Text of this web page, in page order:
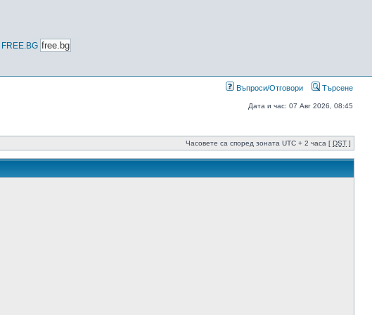
FREE.BG
Въпроси/Отговори Търсене
Дата и час: 07 Авг 2026, 08:45
Часовете са според зоната UTC + 2 часа [ DST ]